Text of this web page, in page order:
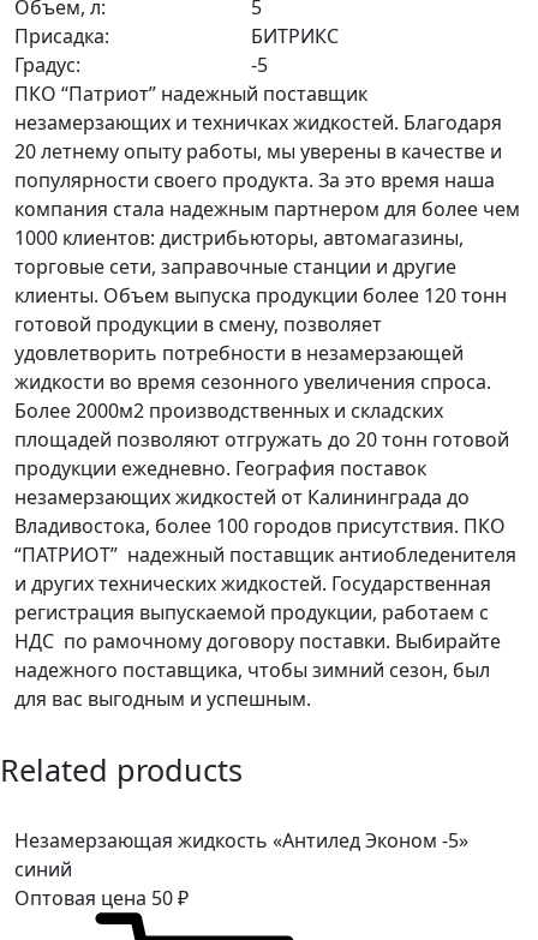
Объем, л:
5
Присадка:
БИТРИКС
Градус:
-5
ПКО “Патриот” надежный поставщик
незамерзающих и техничках жидкостей. Благодаря
20 летнему опыту работы, мы уверены в качестве и
популярности своего продукта. За это время наша
компания стала надежным партнером для более чем
1000 клиентов: дистрибьюторы, автомагазины,
торговые сети, заправочные станции и другие
клиенты. Объем выпуска продукции более 120 тонн
готовой продукции в смену, позволяет
удовлетворить потребности в незамерзающей
жидкости во время сезонного увеличения спроса.
Более 2000м2 производственных и складских
площадей позволяют отгружать до 20 тонн готовой
продукции ежедневно. География поставок
незамерзающих жидкостей от Калининграда до
Владивостока, более 100 городов присутствия. ПКО
“ПАТРИОТ” надежный поставщик антиобледенителя
и других технических жидкостей. Государственная
регистрация выпускаемой продукции, работаем с
НДС по рамочному договору поставки. Выбирайте
надежного поставщика, чтобы зимний сезон, был
для вас выгодным и успешным.
Related products
Незамерзающая жидкость «Антилед Эконом -5»
синий
Оптовая цена 50₽